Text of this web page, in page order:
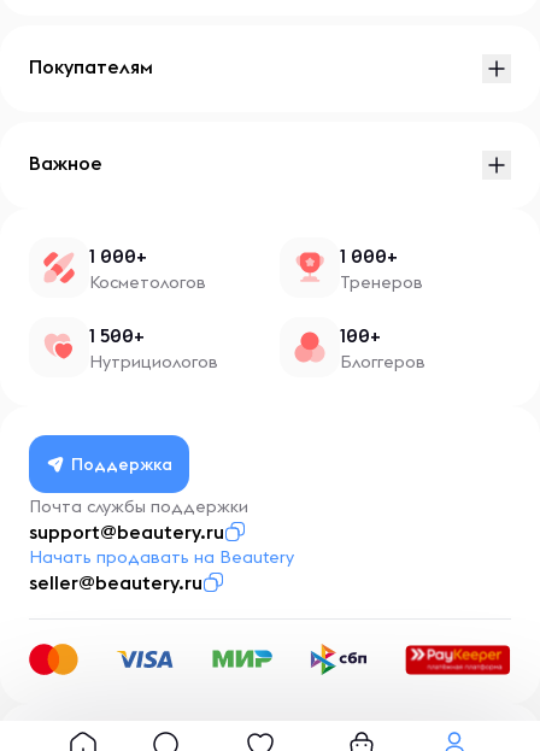
Покупателям
Важное
1 000+
Косметологов
1 000+
Тренеров
1 500+
Нутрициологов
100+
Блоггеров
Поддержка
Почта службы поддержки
support@beautery.ru
Начать продавать на Beautery
seller@beautery.ru
Разработка BusinessMentor.ru